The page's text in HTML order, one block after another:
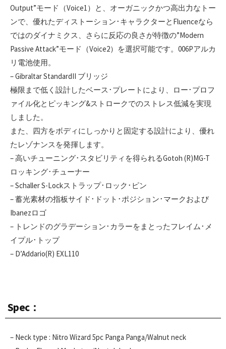
Output”モード（Voice1）と、オーガニックかつ高出力なトー
ンで、優れたディストーション･キャラクターとFluenceなら
ではのダイナミクス、さらに反応の良さが特徴の”Modern
Passive Attack”モード（Voice2）を選択可能です。006Pアルカ
リ電池使用。
– Gibraltar StandardII ブリッジ
極限まで低く設計したベース･プレートにより、ロー･プロフ
ァイル化とピッキング&ストロークでのストレス低減を実現
しました。
また、四方をボディにしっかりと固定する設計により、優れ
たレゾナンスを発揮します。
– 高いチューニング･スタビリティを得られるGotoh (R)MG-T
ロッキング･チューナー
– Schaller S-Lockストラップ･ロック･ピン
– 蓄光素材の指板サイド･ドット･ポジション･マークおよび
Ibanezロゴ
– トレンドのグラデーション･カラーをまとったフレイム･メ
イプル･トップ
– D’Addario(R) EXL110
Spec：
– Neck type : Nitro Wizard 5pc Panga Panga/Walnut neck